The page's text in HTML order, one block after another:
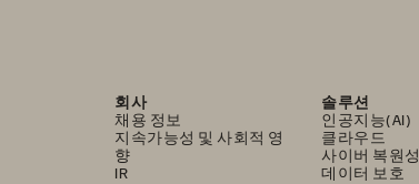
회사
채용 정보
지속가능성 및 사회적 영
향
IR
솔루션
인공지능(AI)
클라우드
사이버 복원성
데이터 보호